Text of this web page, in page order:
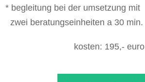
* begleitung bei der umsetzung mit
zwei beratungseinheiten a 30 min.
kosten: 195,- euro